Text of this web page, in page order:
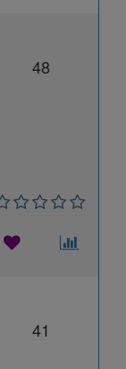
48
41